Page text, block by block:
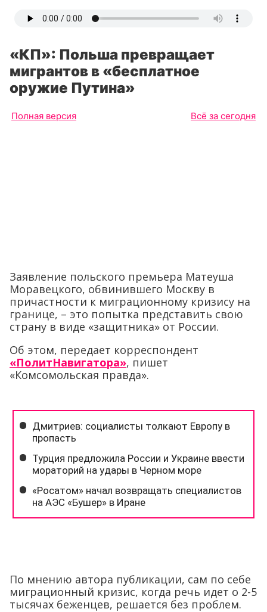
«КП»: Польша превращает
мигрантов в «бесплатное
оружие Путина»
Полная версия Всё за сегодня
Заявление польского премьера Матеуша
Моравецкого, обвинившего Москву в
причастности к миграционному кризису на
границе, – это попытка представить свою
страну в виде «защитника» от России.
Об этом, передает корреспондент
«ПолитНавигатора», пишет
«Комсомольская правда».
По мнению автора публикации, сам по себе
миграционный кризис, когда речь идет о 2-5
тысячах беженцев, решается без проблем.